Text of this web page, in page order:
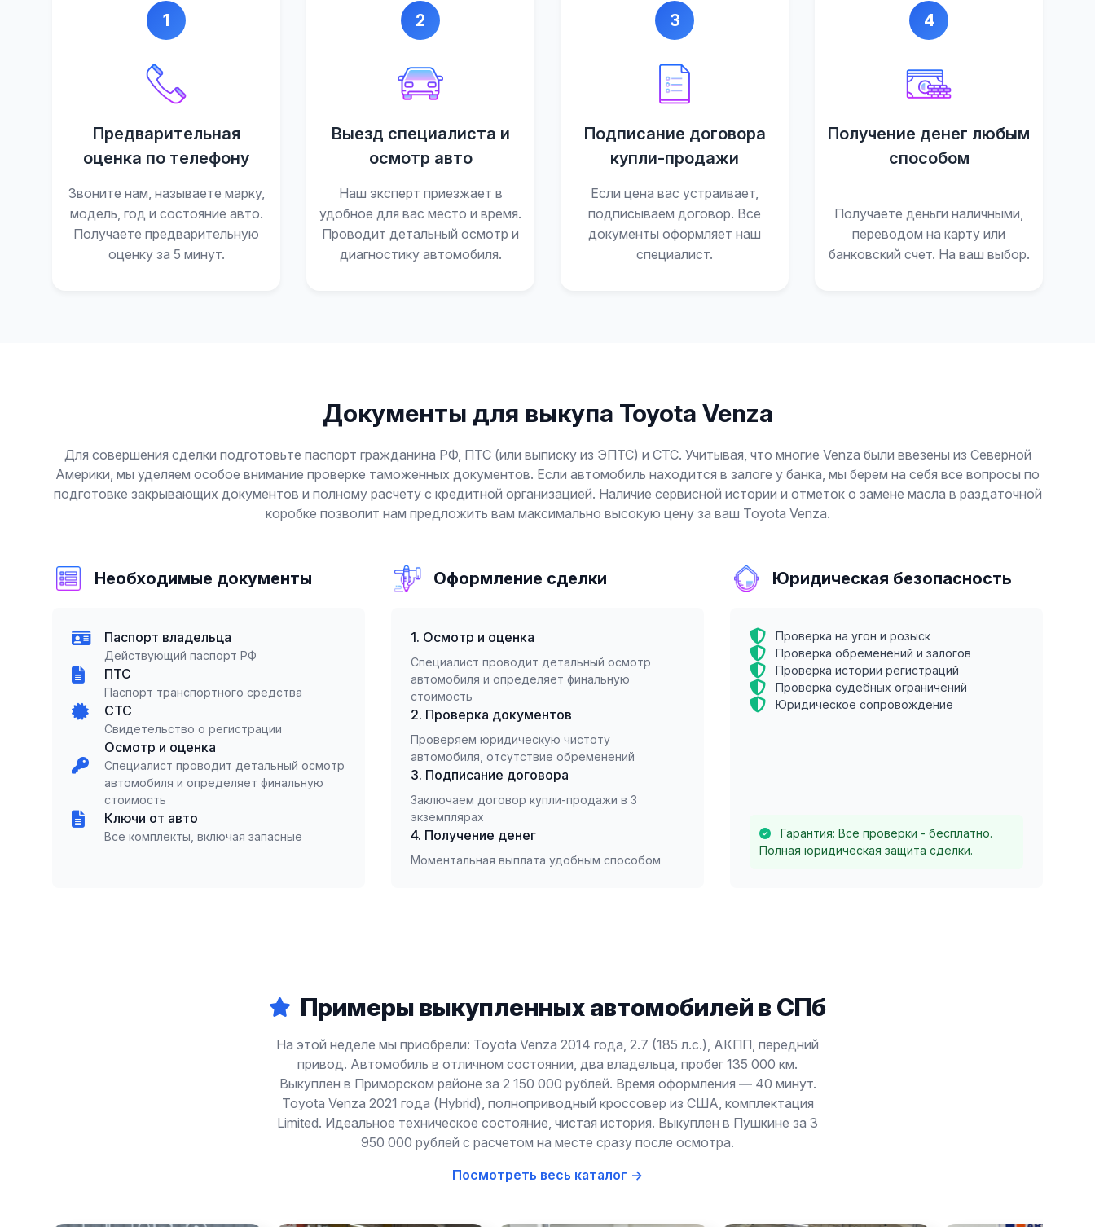
1
Предварительная
оценка по телефону
Звоните нам, называете марку,
модель, год и состояние авто.
Получаете предварительную
оценку за 5 минут.
2
Выезд специалиста и
осмотр авто
Наш эксперт приезжает в
удобное для вас место и время.
Проводит детальный осмотр и
диагностику автомобиля.
3
Подписание договора
купли-продажи
Если цена вас устраивает,
подписываем договор. Все
документы оформляет наш
специалист.
4
Получение денег любым
способом
Получаете деньги наличными,
переводом на карту или
банковский счет. На ваш выбор.
Документы для выкупа Toyota Venza
Для совершения сделки подготовьте паспорт гражданина РФ, ПТС (или выписку из ЭПТС) и СТС. Учитывая, что многие Venza были ввезены из Северной
Америки, мы уделяем особое внимание проверке таможенных документов. Если автомобиль находится в залоге у банка, мы берем на себя все вопросы по
подготовке закрывающих документов и полному расчету с кредитной организацией. Наличие сервисной истории и отметок о замене масла в раздаточной
коробке позволит нам предложить вам максимально высокую цену за ваш Toyota Venza.
Необходимые документы
Паспорт владельца
Действующий паспорт РФ
ПТС
Паспорт транспортного средства
СТС
Свидетельство о регистрации
Осмотр и оценка
Специалист проводит детальный осмотр
автомобиля и определяет финальную
стоимость
Ключи от авто
Все комплекты, включая запасные
Оформление сделки
1. Осмотр и оценка
Специалист проводит детальный осмотр
автомобиля и определяет финальную
стоимость
2. Проверка документов
Проверяем юридическую чистоту
автомобиля, отсутствие обременений
3. Подписание договора
Заключаем договор купли-продажи в 3
экземплярах
4. Получение денег
Моментальная выплата удобным способом
Юридическая безопасность
Проверка на угон и розыск
Проверка обременений и залогов
Проверка истории регистраций
Проверка судебных ограничений
Юридическое сопровождение
Гарантия: Все проверки - бесплатно.
Полная юридическая защита сделки.
Примеры выкупленных автомобилей в СПб
На этой неделе мы приобрели: Toyota Venza 2014 года, 2.7 (185 л.с.), АКПП, передний
привод. Автомобиль в отличном состоянии, два владельца, пробег 135 000 км.
Выкуплен в Приморском районе за 2 150 000 рублей. Время оформления — 40 минут.
Toyota Venza 2021 года (Hybrid), полноприводный кроссовер из США, комплектация
Limited. Идеальное техническое состояние, чистая история. Выкуплен в Пушкине за 3
950 000 рублей с расчетом на месте сразу после осмотра.
Посмотреть весь каталог →